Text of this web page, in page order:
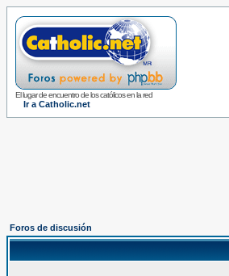
El lugar de encuentro de los católicos en la red
Ir a Catholic.net
Foros de discusión